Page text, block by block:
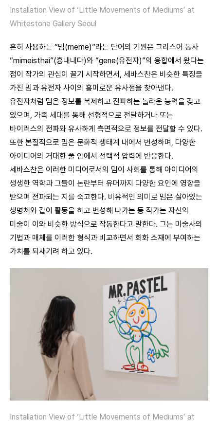
Installation View of ‘Little Movements of Mediums’ at
Whitestone Gallery Seoul
흔히 사용하는 “밈(meme)”라는 단어의 기원은 그리스어 동사
“mimeisthai”(흉내내다)와 “gene(유전자)”의 융합에서 왔다는
점이 작가의 관심이 끌기 시작하면서, 세바스찬은 비슷한 특징을
가진 밈과 유전자 사이의 흥미로운 유사점을 찾아낸다.
유전자처럼 밈은 정보를 복제하고 전파하는 놀라운 능력을 갖고
있으며, 가족 세대를 통해 선형적으로 전달하거나 또는
바이러스의 전파와 유사하게 측면적으로 정보를 전달할 수 있다.
또한 본질적으로 밈은 문화적 생태계 내에서 번성하며, 다양한
아이디어의 거대한 풀 안에서 선택적 압력에 반응한다.
세바스찬은 이러한 미디어로서의 밈이 사회를 통해 아이디어의
생생한 역학과 그들이 논란부터 유머까지 다양한 요인에 영향을
받으며 전파되는 지를 숙고한다. 비유적인 의미로 밈은 살아있는
생명체와 같이 활동을 하고 번성해 나가는 등 작가는 자신의
미술이 이와 비슷한 방식으로 작동한다고 말한다. 그는 미술사의
기법과 매체를 이러한 형식과 비교하면서 회화 소재에 부여하는
가치를 되새기려 하고 있다.
Installation View of ‘Little Movements of Mediums’ at